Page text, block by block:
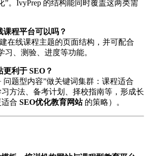
”。IvyPrep 的结构能同时覆盖这两类需
课程平台可以吗？
在线课程主题的页面结构，并可配合
习、测验、进度等功能。
利于 SEO？
问题型内容”做关键词集群：课程适合
方法、备考计划、择校指南等，形成长
合 SEO优化教育网站的策略）。